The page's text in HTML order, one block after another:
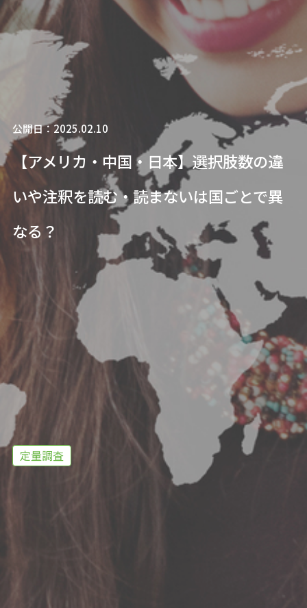
公開日：2025.02.10
【アメリカ・中国・日本】選択肢数の違
いや注釈を読む・読まないは国ごとで異
なる？
定量調査